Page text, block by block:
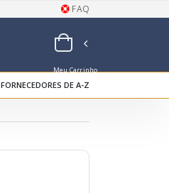
FAQ
Meu Carrinho
de Orçamentos
FORNECEDORES DE A-Z